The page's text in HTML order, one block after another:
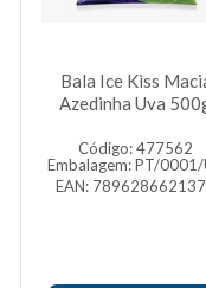
Bala Ice Kiss
Azedinha Uva
Código: 477562
Embalagem: PT/0001/
EAN: